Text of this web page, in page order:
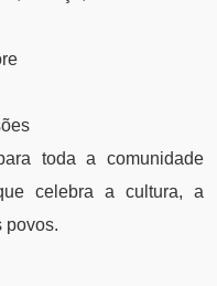
toda a comunidade
celebra a cultura, a
povos.